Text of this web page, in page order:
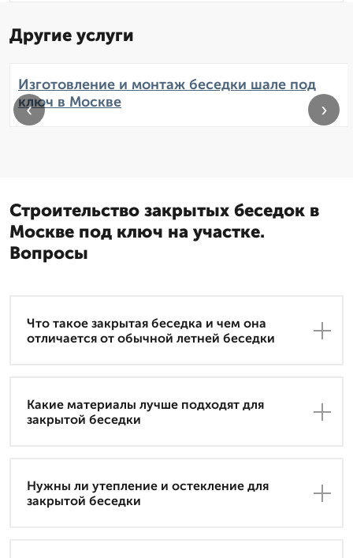
Другие услуги
Изготовление и монтаж беседки шале под
ключ в Москве
‹ ›
Строительство закрытых беседок в
Москве под ключ на участке.
Вопросы
Что такое закрытая беседка и чем она
отличается от обычной летней беседки
Какие материалы лучше подходят для
закрытой беседки
Нужны ли утепление и остекление для
закрытой беседки